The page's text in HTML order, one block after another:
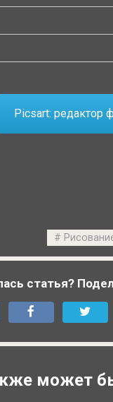
Picsart: редактор
статья?
может